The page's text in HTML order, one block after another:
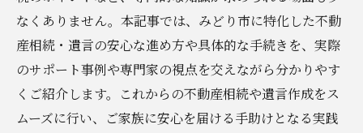
なくありません。本記事では、みどり市に特化した不動
産相続・遺言の安心な進め方や具体的な手続きを、実際
のサポート事例や専門家の視点を交えながら分かりやす
くご紹介します。これからの不動産相続や遺言作成をス
ムーズに行い、ご家族に安心を届ける手助けとなる実践